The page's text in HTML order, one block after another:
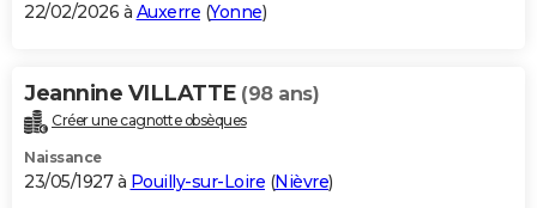
22/02/2026 à Auxerre (Yonne)
Jeannine VILLATTE (98 ans)
Créer une cagnotte obsèques
Naissance
23/05/1927 à Pouilly-sur-Loire (Nièvre)